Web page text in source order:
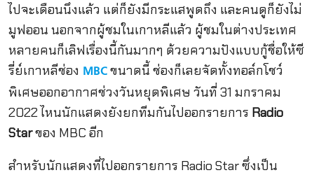
ไปจะเดือนนึงแล้ว แต่ก็ยังมีกระแสพูดถึง และคนดูก็ยังไม่
มูฟออน นอกจากผู้ชมในเกาหลีแล้ว ผู้ชมในต่างประเทศ
หลายคนก็เลิฟเรื่องนี้กันมากๆ ด้วยความปังแบบกู้ชื่อให้ซี
รี่ย์เกาหลีช่อง MBCขนาดนี้ ช่องก็เลยจัดทั้งทอล์กโชว์
พิเศษออกอากาศช่วงวันหยุดพิเศษ วันที่ 31 มกราคม
2022 ไหนนักแสดงยังยกทีมกันไปออกรายการ Radio
Starของ MBC อีก
สำหรับนักแสดงที่ไปออกรายการ Radio Star ซึ่งเป็น